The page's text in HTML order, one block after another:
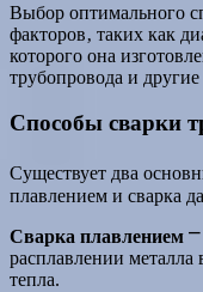
Выбор оптимального
факторов‚ таких как
которого она
трубопровода и
Способы сварки
Существует два
плавлением и сварка
Сварка плавлением ⎻
расплавлении металла
тепла.